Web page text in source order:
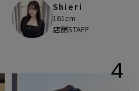
Shieri
161cm
店舗STAFF
4